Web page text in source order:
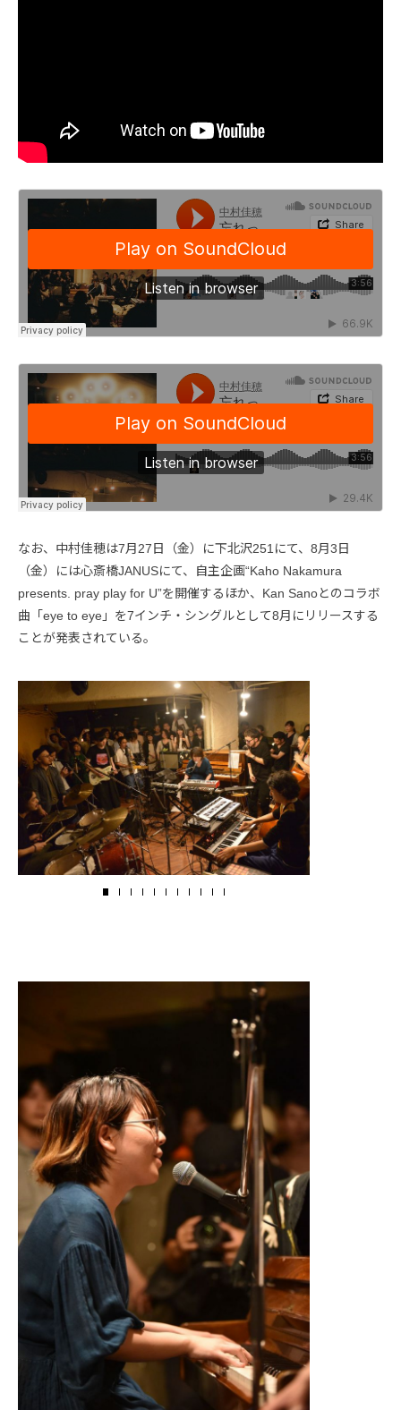
なお、中村佳穂は7月27日（金）に下北沢251にて、8月3日
（金）には心斎橋JANUSにて、自主企画“Kaho Nakamura
presents. pray play for U”を開催するほか、Kan Sanoとのコラボ
曲「eye to eye」を7インチ・シングルとして8月にリリースする
ことが発表されている。